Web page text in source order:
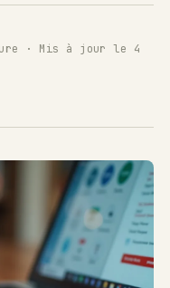
· Mis à jour le 4